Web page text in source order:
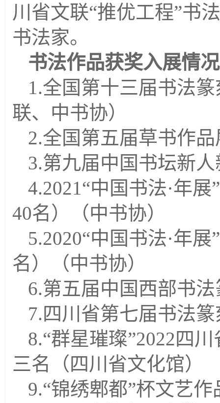
川省文联“推优工程”书
书法家。
书法作品获奖入展情
1.全国第十三届书法
联、中书协）
2.全国第五届草书作
3.第九届中国书坛新
4.2021“中国书法·年
40名）（中书协）
5.2020“中国书法·年
名）（中书协）
6.第五届中国西部书
7. 四川省第七届书法
8.“群星璀璨”2022四
三名（四川省文化馆）
9.“锦绣郫都”杯文艺